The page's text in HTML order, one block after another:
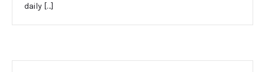
daily […]